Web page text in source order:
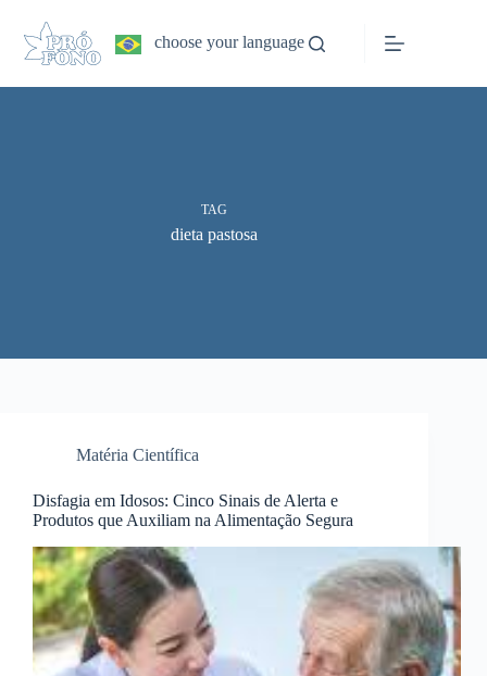
conteúdo
choose your language
TAG
dieta pastosa
Matéria Científica
Disfagia em Idosos: Cinco Sinais de Alerta e
Produtos que Auxiliam na Alimentação Segura